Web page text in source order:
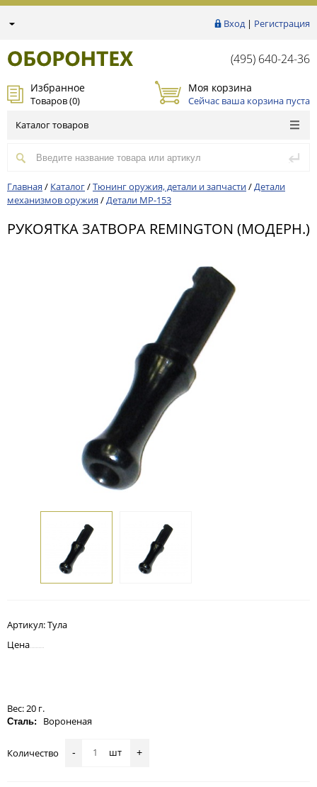
Вход| Регистрация
(495) 640-24-36
Избранное
Товаров (0)
Моя корзина
Сейчас ваша корзина пуста
Каталог товаров
Главная / Каталог/Тюнинг оружия, детали и запчасти/Детали
механизмов оружия /Детали МР-153
РУКОЯТКА ЗАТВОРА REMINGTON (МОДЕРН.)
Артикул:Тула
Цена
Вес: 20 г.
Сталь: Вороненая
Количество - шт +